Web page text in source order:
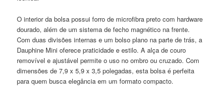
O interior da bolsa possui forro de microfibra preto com hardware
dourado, além de um sistema de fecho magnético na frente.
Com duas divisões internas e um bolso plano na parte de trás, a
Dauphine Mini oferece praticidade e estilo. A alça de couro
removível e ajustável permite o uso no ombro ou cruzado. Com
dimensões de 7,9 x 5,9 x 3,5 polegadas, esta bolsa é perfeita
para quem busca elegância em um formato compacto.